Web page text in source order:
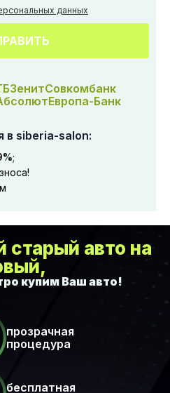
данных
ЗенитСовкомбанк
Европа-Банк
в siberia-salon:
;
старый авто на
прозрачная
процедура
бесплатная